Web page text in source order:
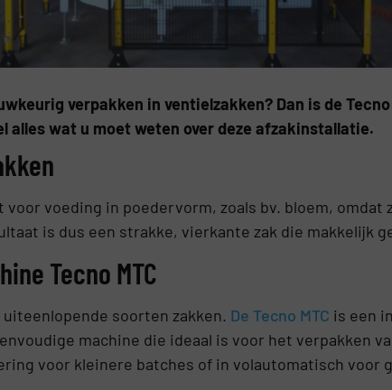
verpakken in ventielzakken? Dan is de
wat u moet weten over deze afzakinstallatie.
voeding in poedervorm, zoals bv. bloem, omdat
is dus een strakke, vierkante zak die makkelijk
Tecno MTC
soorten zakken. De Tecno MTC is een
machine die ideaal is voor het verpakken
voor kleinere batches of in volautomatisch voor